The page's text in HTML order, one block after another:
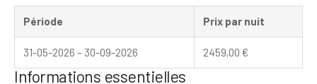
Période Prix par nuit
31-05-2026 – 30-09-2026 2459,00 €
Informations essentielles